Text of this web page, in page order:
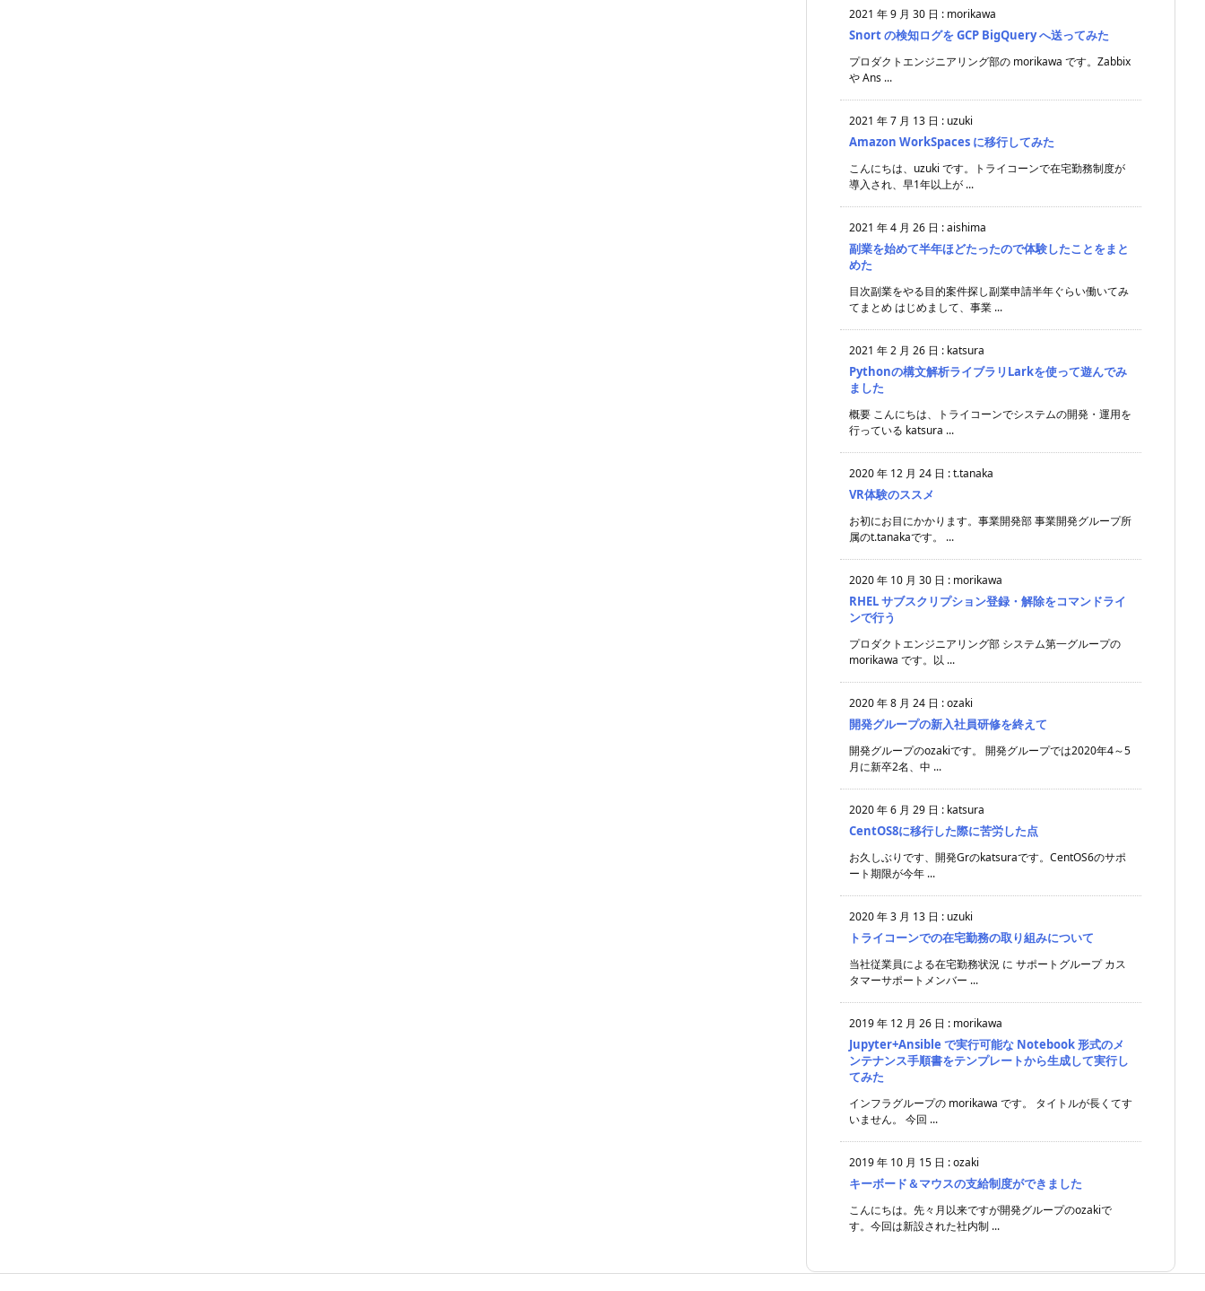
2021 年 9 月 30 日 : morikawa
Snort の検知ログを GCP BigQuery へ送ってみた
プロダクトエンジニアリング部の morikawa です。Zabbix
や Ans ...
2021 年 7 月 13 日 : uzuki
Amazon WorkSpaces に移行してみた
こんにちは、uzuki です。トライコーンで在宅勤務制度が
導入され、早1年以上が ...
2021 年 4 月 26 日 :aishima
副業を始めて半年ほどたったので体験したことをまと
めた
目次副業をやる目的案件探し副業申請半年ぐらい働いてみ
てまとめ はじめまして、事業 ...
2021 年 2 月 26 日 : katsura
Pythonの構文解析ライブラリLarkを使って遊んでみ
ました
概要 こんにちは、トライコーンでシステムの開発・運用を
行っている katsura ...
2020 年 12 月 24 日 :t.tanaka
VR体験のススメ
お初にお目にかかります。事業開発部 事業開発グループ所
属のt.tanakaです。 ...
2020 年 10 月 30 日 : morikawa
RHEL サブスクリプション登録・解除をコマンドライ
ンで行う
プロダクトエンジニアリング部 システム第一グループの
morikawa です。以 ...
2020 年 8 月 24 日 :ozaki
開発グループの新入社員研修を終えて
開発グループのozakiです。 開発グループでは2020年4～5
月に新卒2名、中 ...
2020 年 6 月 29 日 : katsura
CentOS8に移行した際に苦労した点
お久しぶりです、開発Grのkatsuraです。CentOS6のサポ
ート期限が今年 ...
2020 年 3 月 13 日 : uzuki
トライコーンでの在宅勤務の取り組みについて
当社従業員による在宅勤務状況 に サポートグループ カス
タマーサポートメンバー ...
2019 年 12 月 26 日 : morikawa
Jupyter+Ansible で実行可能な Notebook 形式のメ
ンテナンス手順書をテンプレートから生成して実行し
てみた
インフラグループの morikawa です。 タイトルが長くてす
いません。 今回 ...
2019 年 10 月 15 日 :ozaki
キーボード＆マウスの支給制度ができました
こんにちは。先々月以来ですが開発グループのozakiで
す。今回は新設された社内制 ...